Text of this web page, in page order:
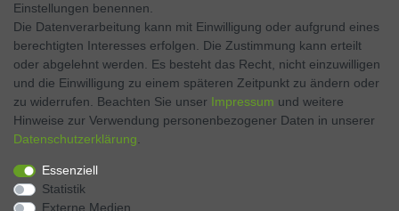
Instagram
VERTRAG WIDERRUFEN Kontakt
Zahlen Sie bequem per
Einstellungen benennen.
Die Datenverarbeitung kann mit Einwilligung oder aufgrund eines
berechtigten Interesses erfolgen. Die Zustimmung kann erteilt
oder abgelehnt werden. Es besteht das Recht, nicht einzuwilligen
und die Einwilligung zu einem späteren Zeitpunkt zu ändern oder
zu widerrufen. Beachten Sie unser Impressum und weitere
Hinweise zur Verwendung personenbezogener Daten in unserer
Daten­schutz­erklärung
Essenziell
Statistik
Externe Medien